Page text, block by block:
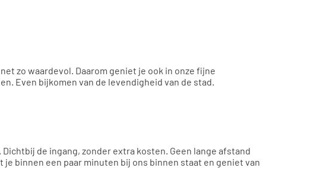
zo waardevol. Daarom geniet je ook in onze fijne
Even bijkomen van de levendigheid van de stad.
de ingang, zonder extra kosten. Geen lange afstand
binnen een paar minuten bij ons binnen staat en geniet van